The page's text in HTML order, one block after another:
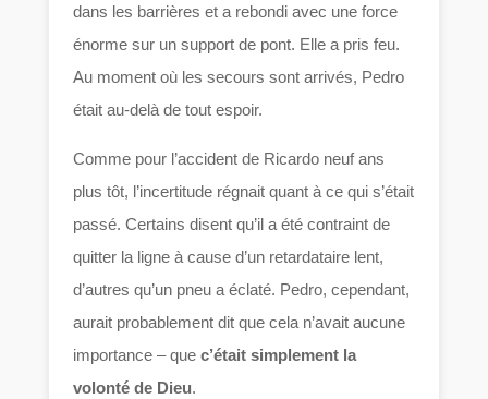
dans les barrières et a rebondi avec une force
énorme sur un support de pont. Elle a pris feu.
Au moment où les secours sont arrivés, Pedro
était au-delà de tout espoir.
Comme pour l’accident de Ricardo neuf ans
plus tôt, l’incertitude régnait quant à ce qui s’était
passé. Certains disent qu’il a été contraint de
quitter la ligne à cause d’un retardataire lent,
d’autres qu’un pneu a éclaté. Pedro, cependant,
aurait probablement dit que cela n’avait aucune
importance – quec’était simplement la
volonté de Dieu.